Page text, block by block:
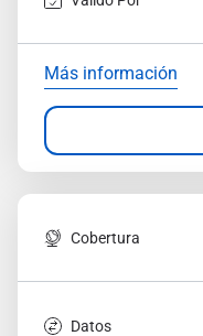
Más información
Cobertura
Datos